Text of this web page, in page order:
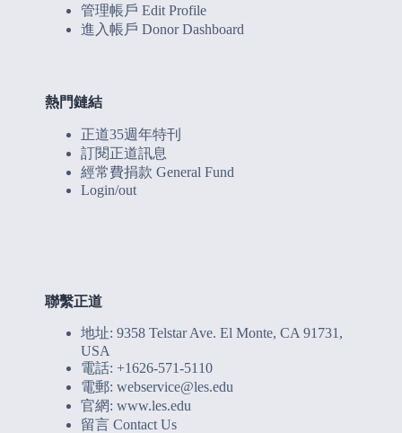
管理帳戶 Edit Profile
進入帳戶 Donor Dashboard
熱門鏈結
正道35週年特刊
訂閱正道訊息
經常費捐款 General Fund
Login/out
聯繫正道
地址: 9358 Telstar Ave. El Monte, CA 91731,
USA
電話: +1626-571-5110
電郵: webservice@les.edu
官網: www.les.edu
留言 Contact Us